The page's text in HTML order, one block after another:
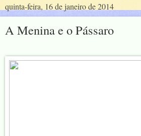
quinta-feira, 16 de janeiro de 2014
A Menina e o Pássaro